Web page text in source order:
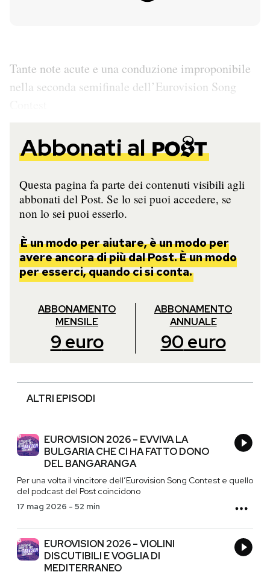
AREA PERSONALE
Tante note acute e una conduzione improponibile
nella seconda semifinale dell’Eurovision Song
Abbonati al
Questa pagina fa parte dei contenuti visibili agli
abbonati del Post. Se lo sei puoi accedere, se
non lo sei puoi esserlo.
È un modo per aiutare, è un modo per
avere ancora di più dal Post. È un modo
per esserci, quando ci si conta.
ABBONAMENTO
MENSILE
9 euro
ABBONAMENTO
ANNUALE
90 euro
ALTRI EPISODI
EUROVISION 2026 – EVVIVA LA
BULGARIA CHE CI HA FATTO DONO
DEL BANGARANGA
Per una volta il vincitore dell’Eurovision Song Contest e quello
del podcast del Post coincidono
17 mag 2026 - 52 min
EUROVISION 2026 – VIOLINI
DISCUTIBILI E VOGLIA DI
MEDITERRANEO